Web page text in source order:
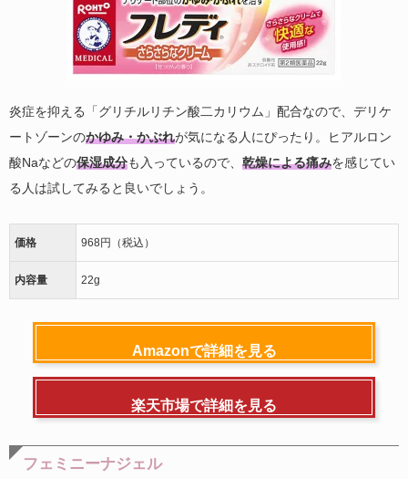
炎症を抑える「グリチルリチン酸二カリウム」配合なので、デリケ
ートゾーンのかゆみ・かぶれが気になる人にぴったり。ヒアルロン
酸Naなどの保湿成分も入っているので、 乾燥による痛みを感じてい
る人は試してみると良いでしょう。
価格 968円（税込）
内容量 22g
Amazonで詳細を見る
楽天市場で詳細を見る
フェミニーナジェル